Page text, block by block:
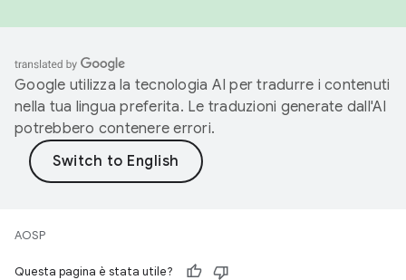
Google utilizza la tecnologia AI per tradurre i contenuti
nella tua lingua preferita. Le traduzioni generate dall'AI
potrebbero contenere errori.
AOSP
Questa pagina è stata utile?